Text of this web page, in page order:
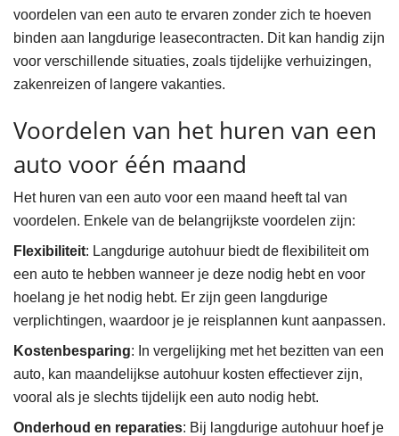
voordelen van een auto te ervaren zonder zich te hoeven
binden aan langdurige leasecontracten. Dit kan handig zijn
voor verschillende situaties, zoals tijdelijke verhuizingen,
zakenreizen of langere vakanties.
Voordelen van het huren van een
auto voor één maand
Het huren van een auto voor een maand heeft tal van
voordelen. Enkele van de belangrijkste voordelen zijn:
Flexibiliteit: Langdurige autohuur biedt de flexibiliteit om
een auto te hebben wanneer je deze nodig hebt en voor
hoelang je het nodig hebt. Er zijn geen langdurige
verplichtingen, waardoor je je reisplannen kunt aanpassen.
Kostenbesparing: In vergelijking met het bezitten van een
auto, kan maandelijkse autohuur kosten effectiever zijn,
vooral als je slechts tijdelijk een auto nodig hebt.
Onderhoud en reparaties: Bij langdurige autohuur hoef je